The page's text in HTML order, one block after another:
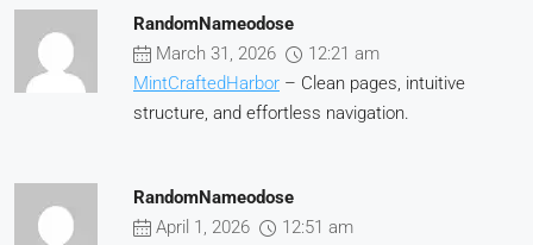
RandomNameodose
March 31, 2026
12:21 am
MintCraftedHarbor – Clean pages, intuitive
structure, and effortless navigation.
RandomNameodose
April 1, 2026
12:51 am